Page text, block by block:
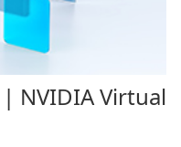
| NVIDIA Virtual